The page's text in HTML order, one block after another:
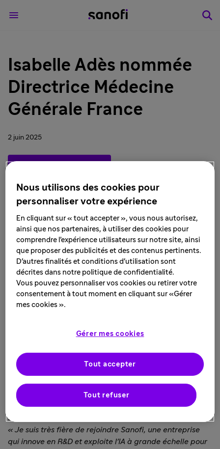
Isabelle Adès nommée
Directrice Médecine
Générale France
2 juin 2025
aujourd'hui la nomination d'Isabelle Adès au poste de
Directrice Médecine Générale France .
Isabelle Adès prend ses fonctions à compter de ce jour,
avec pour mission de superviser l’entité Médecine
Générale en France, un portefeuille qui associe des
médicaments essentiels destinés à des millions de
patients, et des traitements innovants qui répondent à
marketing chez Sanofi. Elle a ensuite acquis une vaste
expérience internationale à des postes de direction dans
Isabelle Adès
« Je suis très fière de rejoindre Sanofi, une entreprise
qui innove en R&D et exploite l'IA à grande échelle pour
Nous utilisons des cookies pour
personnaliser votre expérience
En cliquant sur « tout accepter », vous nous autorisez,
ainsi que nos partenaires, à utiliser des cookies pour
comprendre l’expérience utilisateurs sur notre site, ainsi
que proposer des publicités et des contenus pertinents.
D'autres finalités et conditions d'utilisation sont
décrites dans notre politique de confidentialité.
Vous pouvez personnaliser vos cookies ou retirer votre
consentement à tout moment en cliquant sur «Gérer
mes cookies ».
Gérer mes cookies
Tout refuser
Tout accepter